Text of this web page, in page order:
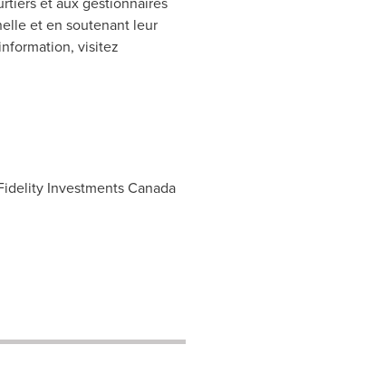
et en soutenant leur
visitez
Investments Canada